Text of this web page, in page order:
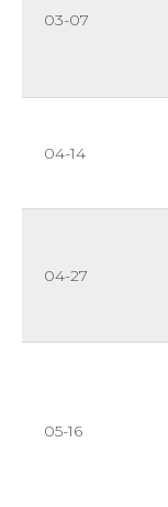
03-07
04-14
04-27
05-16